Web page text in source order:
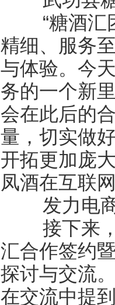
“糖酒汇团
精细、服务
与体验。今
务的一个新
会在此后的
量，切实做
开拓更加庞
凤酒在互联
发力电商
接下来，
汇合作签约
探讨与交流
在交流中提